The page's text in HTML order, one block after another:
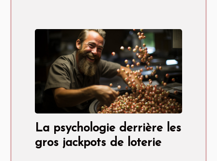
La psychologie derrière les
gros jackpots de loterie